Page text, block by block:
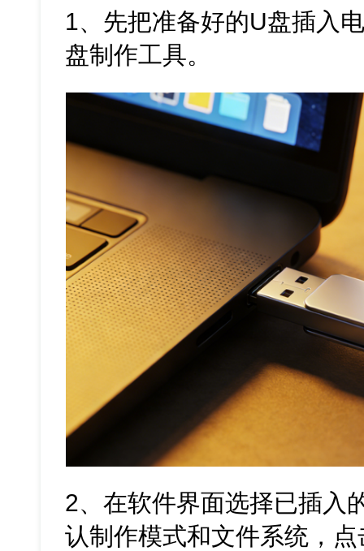
1、先把准备好的U盘插入
盘制作工具。
2、在软件界面选择已插入
认制作模式和文件系统，